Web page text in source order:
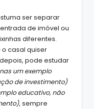
ser separar
de imóvel ou
diferentes.
o casal quiser
pode estudar
um exemplo
de investimento)
educativo, não
, sempre